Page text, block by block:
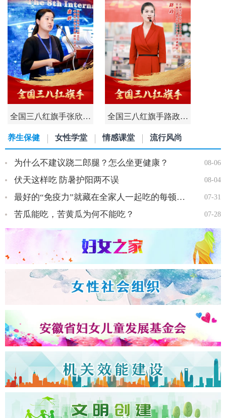
全国三八红旗手张欣… 全国三八红旗手路政…
全国三八红旗手王会知…
全国三八红旗手李丹…
养生保健 女性学堂 情感课堂 流行风尚
08-06
为什么不建议跷二郎腿？怎么坐更健康？
08-04
伏天这样吃 防暑护阳两不误
07-31
最好的“免疫力”就藏在全家人一起吃的每顿饭里…
07-28
苦瓜能吃，苦黄瓜为何不能吃？